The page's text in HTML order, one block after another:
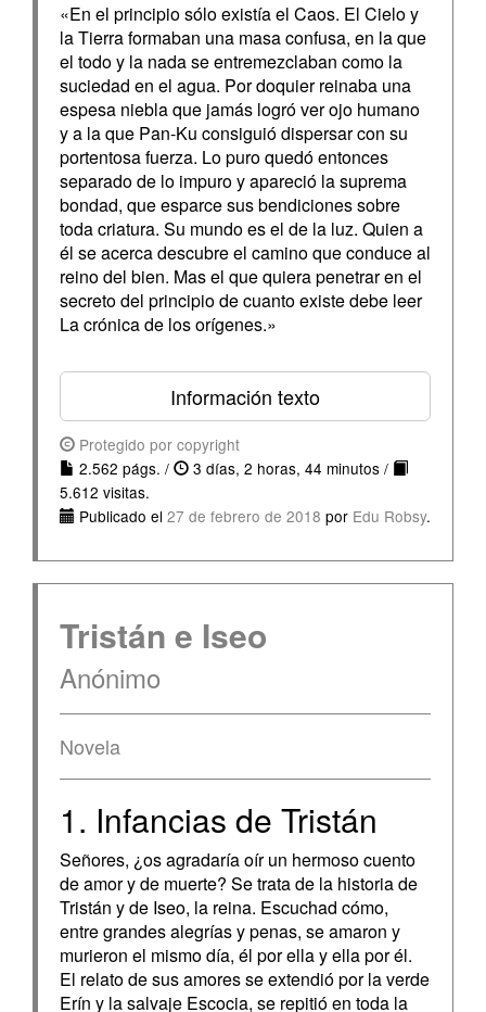
«En el principio sólo existía el Caos. El Cielo y
la Tierra formaban una masa confusa, en la que
el todo y la nada se entremezclaban como la
suciedad en el agua. Por doquier reinaba una
espesa niebla que jamás logró ver ojo humano
y a la que Pan-Ku consiguió dispersar con su
portentosa fuerza. Lo puro quedó entonces
separado de lo impuro y apareció la suprema
bondad, que esparce sus bendiciones sobre
toda criatura. Su mundo es el de la luz. Quien a
él se acerca descubre el camino que conduce al
reino del bien. Mas el que quiera penetrar en el
secreto del principio de cuanto existe debe leer
La crónica de los orígenes.»
Información texto
Protegido por copyright
2.562 págs. /
3 días, 2 horas, 44 minutos /
5.612 visitas.
Publicado el 27 de febrero de 2018 por Edu Robsy.
Tristán e Iseo
Anónimo
Novela
1. Infancias de Tristán
Señores, ¿os agradaría oír un hermoso cuento
de amor y de muerte? Se trata de la historia de
Tristán y de Iseo, la reina. Escuchad cómo,
entre grandes alegrías y penas, se amaron y
murieron el mismo día, él por ella y ella por él.
El relato de sus amores se extendió por la verde
Erín y la salvaje Escocia, se repitió en toda la